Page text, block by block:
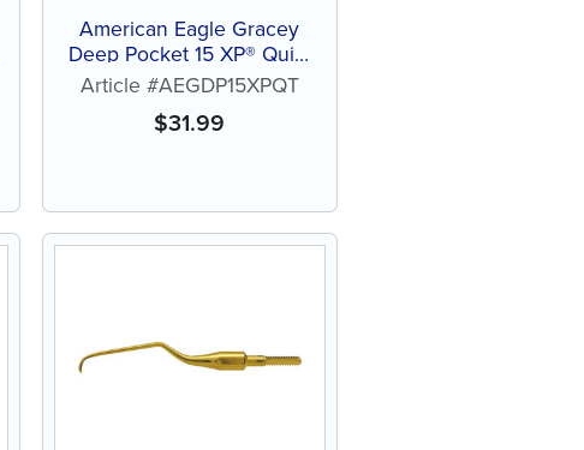
American Eagle Gracey
Deep Pocket 15 XP® Quik-
Tip™ sans affûtage
Article #AEGDP15XPQT
$31.99